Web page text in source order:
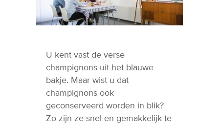
U kent vast de verse
champignons uit het blauwe
bakje. Maar wist u dat
champignons ook
geconserveerd worden in blik?
Zo zijn ze snel en gemakkelijk te